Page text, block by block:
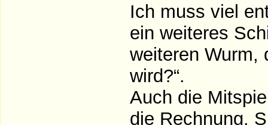
Ich muss viel
ein weiteres
weiteren Wurm,
wird?“.
Auch die
die Rechnung.